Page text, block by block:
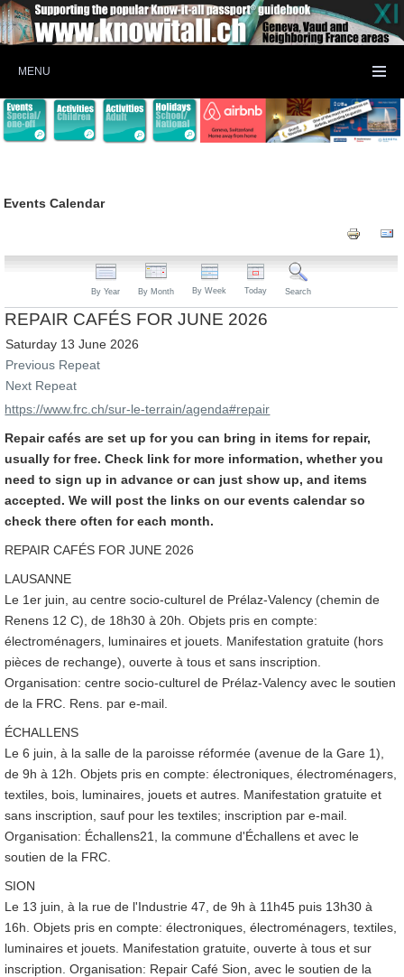
MENU
Events Calendar
By Year By Month By Week Today Search
REPAIR CAFÉS FOR JUNE 2026
Saturday 13 June 2026
Previous Repeat
Next Repeat
https://www.frc.ch/sur-le-terrain/agenda#repair
Repair cafés are set up for you can bring in items for repair,
usually for free. Check link for more information, whether you
need to sign up in advance or can just show up, and items
accepted. We will post the links on our events calendar so
check there often for each month.
REPAIR CAFÉS FOR JUNE 2026
LAUSANNE
Le 1er juin, au centre socio-culturel de Prélaz-Valency (chemin de
Renens 12 C), de 18h30 à 20h. Objets pris en compte:
électroménagers, luminaires et jouets. Manifestation gratuite (hors
pièces de rechange), ouverte à tous et sans inscription.
Organisation: centre socio-culturel de Prélaz-Valency avec le soutien
de la FRC. Rens. par e-mail.
ÉCHALLENS
Le 6 juin, à la salle de la paroisse réformée (avenue de la Gare 1),
de 9h à 12h. Objets pris en compte: électroniques, électroménagers,
textiles, bois, luminaires, jouets et autres. Manifestation gratuite et
sans inscription, sauf pour les textiles; inscription par e-mail.
Organisation: Échallens21, la commune d'Échallens et avec le
soutien de la FRC.
SION
Le 13 juin, à la rue de l'Industrie 47, de 9h à 11h45 puis 13h30 à
16h. Objets pris en compte: électroniques, électroménagers, textiles,
luminaires et jouets. Manifestation gratuite, ouverte à tous et sur
inscription. Organisation: Repair Café Sion, avec le soutien de la